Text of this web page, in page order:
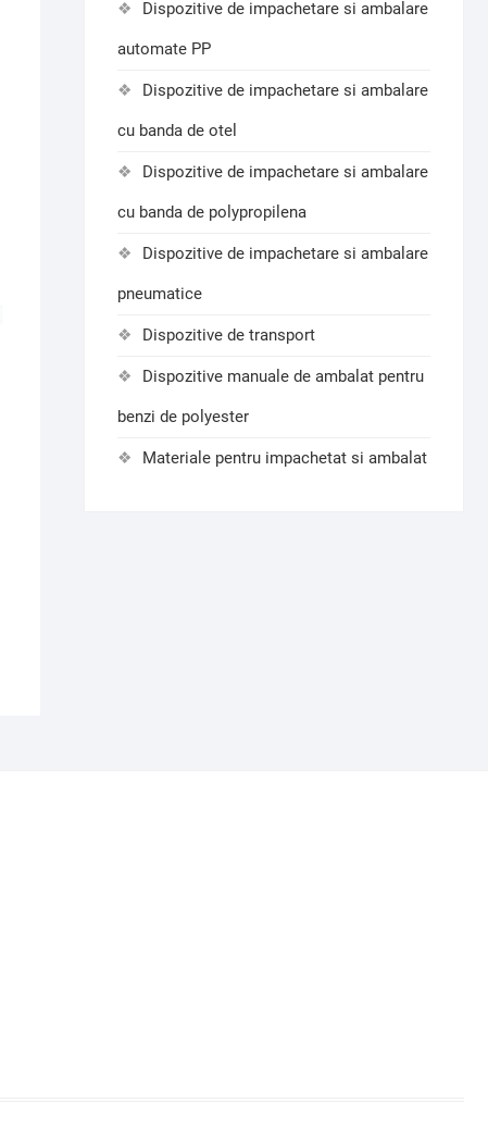
Dispozitive de impachetare si ambalare
automate PP
Dispozitive de impachetare si ambalare
cu banda de otel
Dispozitive de impachetare si ambalare
cu banda de polypropilena
Dispozitive de impachetare si ambalare
pneumatice
Dispozitive de transport
Dispozitive manuale de ambalat pentru
benzi de polyester
Materiale pentru impachetat si ambalat